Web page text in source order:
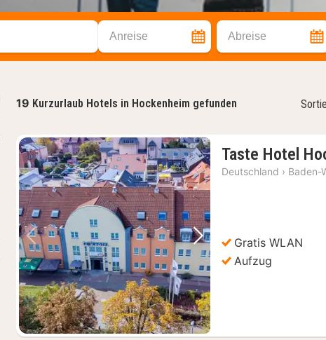
Anreise Abreise
19 Kurzurlaub Hotels in Hockenheim gefunden
Vorheriges Bild Nächstes Bild
Taste Hotel
Deutschland › Baden-
Gratis WLAN
Aufzug